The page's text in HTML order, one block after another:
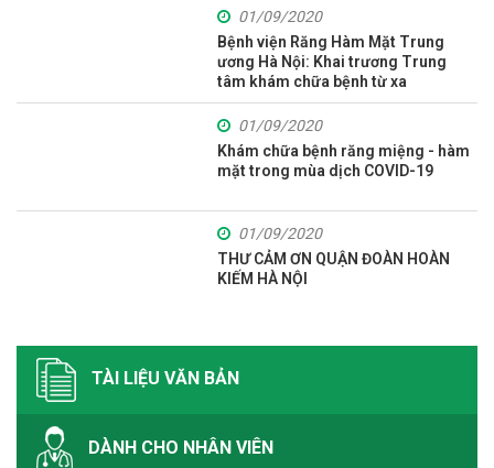
01/09/2020
Bệnh viện Răng Hàm Mặt Trung
ương Hà Nội: Khai trương Trung
tâm khám chữa bệnh từ xa
01/09/2020
Khám chữa bệnh răng miệng - hàm
mặt trong mùa dịch COVID-19
01/09/2020
THƯ CẢM ƠN QUẬN ĐOÀN HOÀN
KIẾM HÀ NỘI
TÀI LIỆU VĂN BẢN
DÀNH CHO NHÂN VIÊN